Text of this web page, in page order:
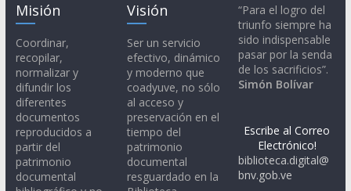
Misión
Coordinar,
recopilar,
normalizar y
difundir los
diferentes
documentos
reproducidos a
partir del
patrimonio
documental
Visión
Ser un servicio
efectivo, dinámico
y moderno que
coadyuve, no sólo
al acceso y
preservación en el
tiempo del
patrimonio
documental
resguardado en la
“Para el logro del
triunfo siempre ha
sido indispensable
pasar por la senda
de los sacrificios”.
Simón Bolívar
Escribe al Correo
Electrónico!
biblioteca.digital@
bnv.gob.ve